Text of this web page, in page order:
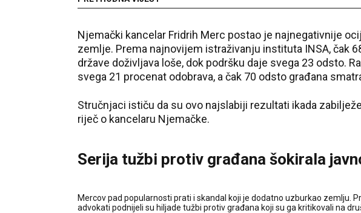
Njemački kancelar Fridrih Merc postao je najnegativnije
zemlje. Prema najnovijem istraživanju instituta INSA, čak
države doživljava loše, dok podršku daje svega 23 odsto.
svega 21 procenat odobrava, a čak 70 odsto građana
Stručnjaci ističu da su ovo najslabiji rezultati ikada
riječ o kancelaru Njemačke.
Serija tužbi protiv građana šokirala
Mercov pad popularnosti prati i skandal koji je dodatno uzburkao zemlju.
advokati podnijeli su hiljade tužbi protiv građana koji su ga kritikovali na